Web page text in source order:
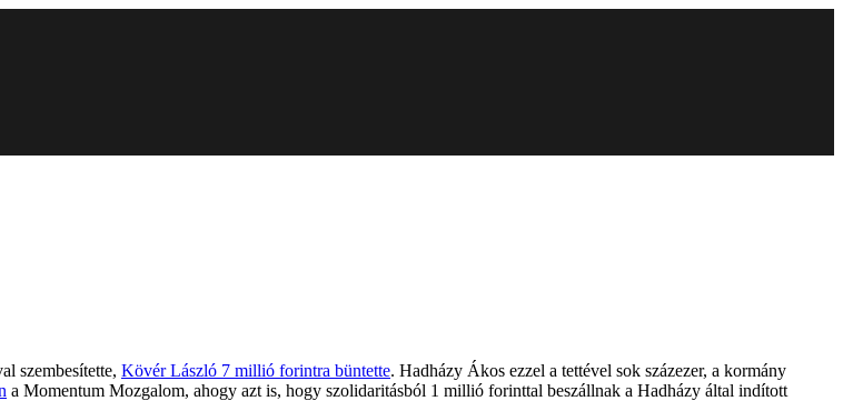
szembesítette, Kövér László 7 millió forintra büntette. Hadházy Ákos ezzel a tettével sok százezer, a kormány
a Momentum Mozgalom, ahogy azt is, hogy szolidaritásból 1 millió forinttal beszállnak a Hadházy által indított